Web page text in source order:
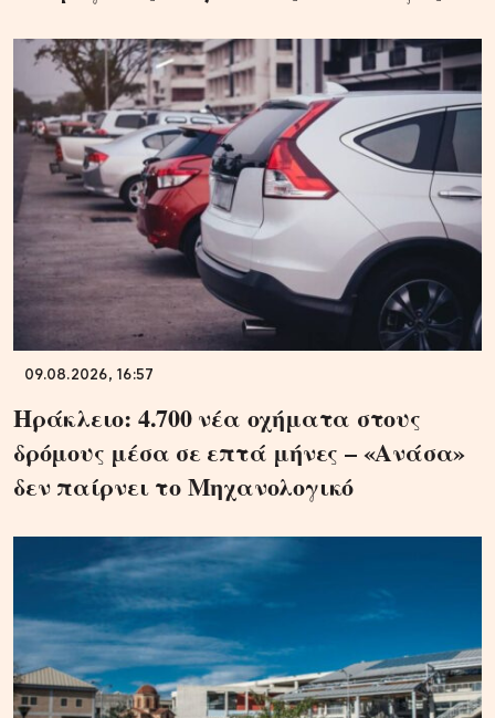
09.08.2026, 16:57
Ηράκλειο: 4.700 νέα οχήματα στους
δρόμους μέσα σε επτά μήνες – «Ανάσα»
δεν παίρνει το Μηχανολογικό